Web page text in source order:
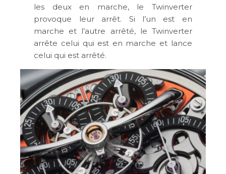
les deux en marche, le Twinverter
provoque leur arrêt. Si l’un est en
marche et l’autre arrêté, le Twinverter
arrête celui qui est en marche et lance
celui qui est arrêté.